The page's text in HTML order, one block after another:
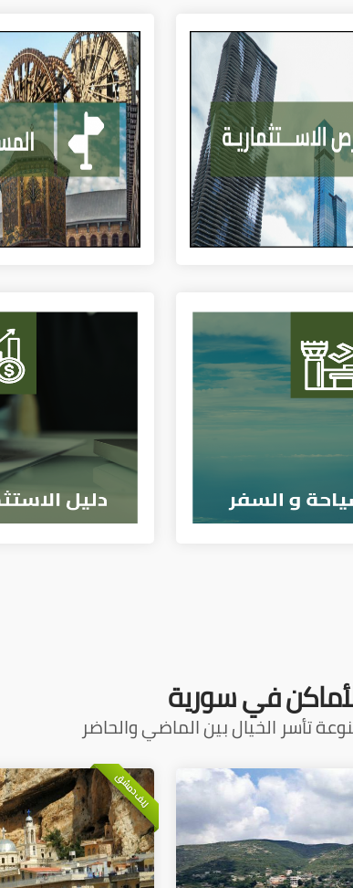
في سورية
تأسر الخيال بين الماضي والحاضر
ريف دمشق